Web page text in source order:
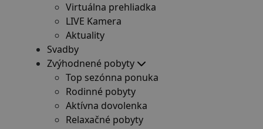
Virtuálna prehliadka
LIVE Kamera
Aktuality
Svadby
Zvýhodnené pobyty
Top sezónna ponuka
Rodinné pobyty
Aktívna dovolenka
Relaxačné pobyty